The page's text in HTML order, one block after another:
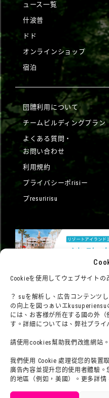
Cookieを使用してウェブサイト
？ suを解析し、広告コンテンツ
の向上を図っぁいエ
には、お客様が所在する國の外
す。詳細については、弊社プラ
請使用cookies幫助我們改進網站。
我們使用 Cookie 處理從您的裝置
廣告內容並提升您的使用者體驗
的地區（例如，美國）。更多詳情
ュース一覧
什波普
ドド
オンラインショップ
宿泊
団體利用について
チームビルディングプラン
よくある質問・
お問い合わせ
利用規約
プライバシーポrisiー
プresuririsu
©臼井儀人／雙葉社・
©岸本斉史 sukotto／集